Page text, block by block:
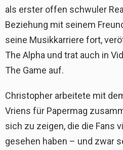
als erster offen schwuler
Beziehung mit seinem
seine Musikkarriere fort,
The Alpha und trat auch in
The Game auf.
Christopher arbeitete mit
Vriens für Papermag
sich zu zeigen, die die Fans
gesehen haben – und zwar